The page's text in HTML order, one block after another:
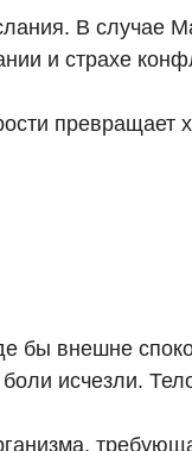
В случае
и страхе
превращает
бы внешне
исчезли.